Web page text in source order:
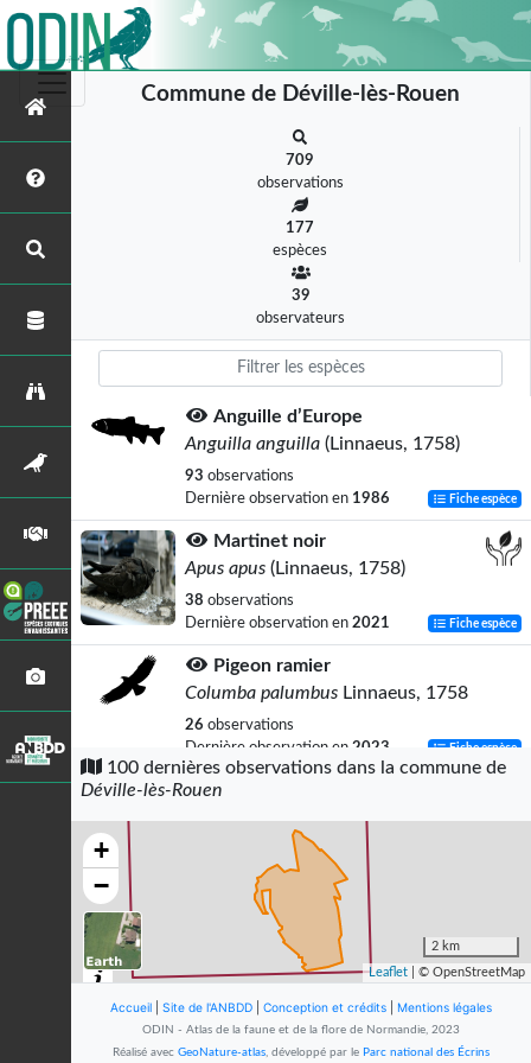
Commune de Déville-lès-Rouen
709
observations
177
espèces
39
observateurs
Anguille d’Europe
Anguilla anguilla (Linnaeus, 1758)
93 observations
Dernière observation en 1986 Fiche espèce
Martinet noir
Apus apus (Linnaeus, 1758)
38 observations
Dernière observation en 2021 Fiche espèce
Pigeon ramier
Columba palumbus Linnaeus, 1758
26 observations
Dernière observation en 2023 Fiche espèce
Pie bavarde
Pica pica(Linnaeus, 1758)
observations
Dernière observation en
2022
Merle noir
Turdus merula
Linnaeus, 1758
25observations
Mésange charbonnière
100 dernières observations dans la commune de
Déville-lès-Rouen
+
−
2 km
Leaflet | © OpenStreetMap
Accueil Site de l'ANBDD Conception et crédits Mentions légales
ODIN - Atlas de la faune et de la flore de Normandie, 2023
Réalisé avec GeoNature-atlas, développé par le Parc national des Écrins